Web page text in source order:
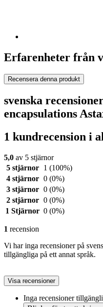
Erfarenheter från
Recensera denna produkt
svenska
encapsulations
1 kundrecension i
5,0 av 5 stjärnor
5 stjärnor
1 (100%)
4 stjärnor 0 (0%)
3 stjärnor 0 (0%)
2 stjärnor 0 (0%)
1 Stjärnor 0 (0%)
1 recension
Vi har inga recensioner på
tillgängliga på ett annat språk.
Visa recensioner
Inga recensioner